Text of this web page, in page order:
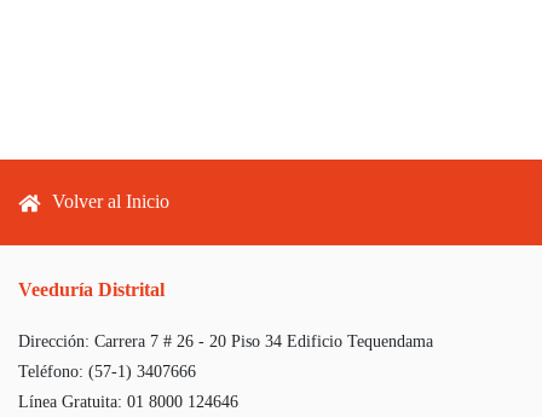
Footer menu
Volver al Inicio
Veeduría Distrital
Dirección: Carrera 7 # 26 - 20 Piso 34 Edificio Tequendama
Teléfono: (57-1) 3407666
Línea Gratuita: 01 8000 124646